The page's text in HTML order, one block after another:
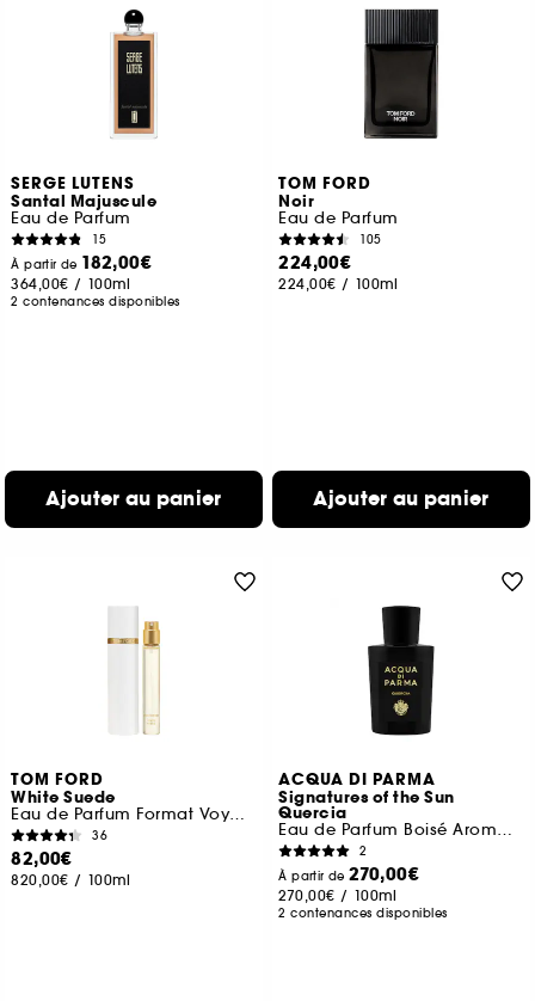
SERGE LUTENS
Santal Majuscule
Eau de Parfum
15
À partir de 182,00€
364,00€ / 100ml
2 contenances disponibles
Ajouter au panier
TOM FORD
Noir
Eau de Parfum
105
224,00€
224,00€ / 100ml
Ajouter au panier
TOM FORD
White Suede
Eau de Parfum Format Voyage
36
82,00€
820,00€ / 100ml
ACQUA DI PARMA
Signatures of the Sun
Quercia
Eau de Parfum Boisé Aromatique
2
À partir de270,00€
270,00€ / 100ml
2 contenances disponibles